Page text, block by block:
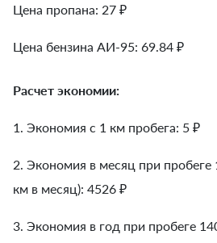
Цена пропана: 27 ₽
Цена бензина АИ-95: 69.84 ₽
Расчет экономии:
1. Экономия с 1 км пробега: 5 ₽
2. Экономия в месяц при пробеге
км в месяц): 4526 ₽
3. Экономия в год при пробеге